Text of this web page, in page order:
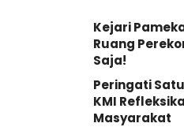
Kejari
Ruang
Saja!
Peringati
KMI
Masyarakat